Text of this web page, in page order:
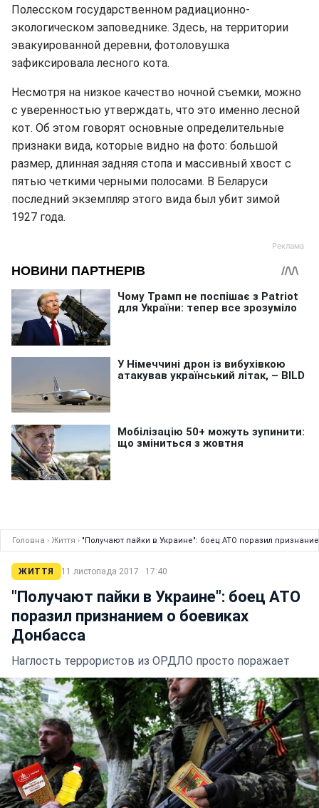
Полесском государственном радиационно-
экологическом заповеднике. Здесь, на территории
эвакуированной деревни, фотоловушка
зафиксировала лесного кота.
Несмотря на низкое качество ночной съемки, можно
с уверенностью утверждать, что это именно лесной
кот. Об этом говорят основные определительные
признаки вида, которые видно на фото: большой
размер, длинная задняя стопа и массивный хвост с
пятью четкими черными полосами. В Беларуси
последний экземпляр этого вида был убит зимой
1927 года.
Головна › Життя › "Получают пайки в Украине": боец АТО поразил
ЖИТТЯ 11 листопада 2017 · 17:40
"Получают пайки в Украине": боец АТО
поразил признанием о боевиках
Донбасса
Наглость террористов из ОРДЛО просто поражает